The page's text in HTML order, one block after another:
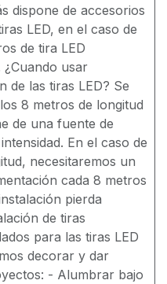
dispone de accesorios
LED, en el caso de
de tira LED
usar
de las tiras LED? Se
8 metros de longitud
de una fuente de
En el caso de
necesitaremos un
cada 8 metros
pierda
de tiras
para las tiras LED
decorar y dar
- Alumbrar bajo